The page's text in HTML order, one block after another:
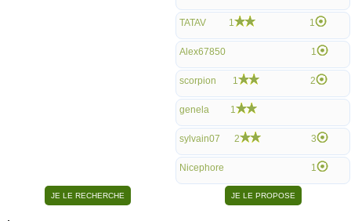
TATAV 1 1
Alex67850 1
scorpion 1 2
genela 1
sylvain07 2 3
Nicephore 1